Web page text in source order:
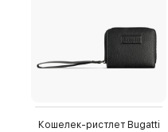
Кошелек-ристлет Bugatti